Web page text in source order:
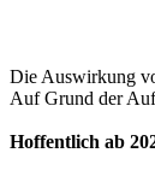
Die Auswirkung
Auf Grund der
Hoffentlich ab